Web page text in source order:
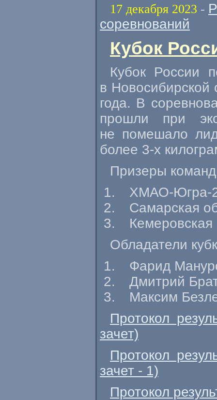
17 декабря 2023 -
соревнований
Кубок
Кубок России
в Новосибирской
года. В
прошли при
не помешало
более 3-х
Призеры
ХМАО-Югра-
Самарская
Кемеровская
Обладатели
Фарид
Дмитрий
Максим
Протокол
зачет)
Протокол
зачет - 1)
Протокол